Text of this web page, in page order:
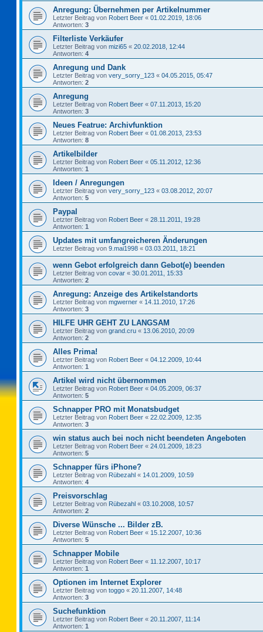
Anregung: Übernehmen per Artikelnummer
Letzter Beitrag von Robert Beer « 01.02.2019, 18:06
Antworten: 3
Filterliste Verkäufer
Letzter Beitrag von mizi65 « 20.02.2018, 12:44
Antworten: 4
Anregung und Dank
Letzter Beitrag von very_sorry_123 « 04.05.2015, 05:47
Antworten: 2
Anregung
Letzter Beitrag von Robert Beer « 07.11.2013, 15:20
Antworten: 3
Neues Featrue: Archivfunktion
Letzter Beitrag von Robert Beer « 01.08.2013, 23:53
Antworten: 8
Artikelbilder
Letzter Beitrag von Robert Beer « 05.11.2012, 12:36
Antworten: 1
Ideen / Anregungen
Letzter Beitrag von very_sorry_123 « 03.08.2012, 20:07
Antworten: 5
Paypal
Letzter Beitrag von Robert Beer « 28.11.2011, 19:28
Antworten: 1
Updates mit umfangreicheren Änderungen
Letzter Beitrag von 9.mai1998 « 03.03.2011, 18:21
wenn Gebot erfolgreich dann Gebot(e) beenden
Letzter Beitrag von covar « 30.01.2011, 15:33
Antworten: 2
Anregung: Anzeige des Artikelstandorts
Letzter Beitrag von mgwerner « 14.11.2010, 17:26
Antworten: 3
HILFE UHR GEHT ZU LANGSAM
Letzter Beitrag von grand.cru « 13.06.2010, 20:09
Antworten: 2
Alles Prima!
Letzter Beitrag von Robert Beer « 04.12.2009, 10:44
Antworten: 1
Artikel wird nicht übernommen
Letzter Beitrag von Robert Beer « 04.05.2009, 06:37
Antworten: 5
Schnapper PRO mit Monatsbudget
Letzter Beitrag von Robert Beer « 22.02.2009, 12:35
Antworten: 3
win status auch bei noch nicht beendeten Angeboten
Letzter Beitrag von Robert Beer « 24.01.2009, 18:23
Antworten: 5
Schnapper fürs iPhone?
Letzter Beitrag von Rübezahl « 14.01.2009, 10:59
Antworten: 4
Preisvorschlag
Letzter Beitrag von Rübezahl « 03.10.2008, 10:57
Antworten: 2
Diverse Wünsche ... Bilder zB.
Letzter Beitrag von Robert Beer « 15.12.2007, 10:36
Antworten: 5
Schnapper Mobile
Letzter Beitrag von Robert Beer « 11.12.2007, 10:17
Antworten: 1
Optionen im Internet Explorer
Letzter Beitrag von toggo « 20.11.2007, 14:48
Antworten: 3
Suchefunktion
Letzter Beitrag von Robert Beer « 20.11.2007, 11:14
Antworten: 1